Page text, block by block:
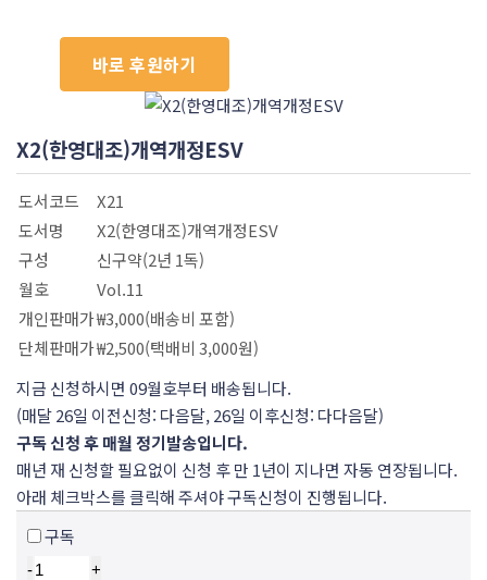
바로 후원하기
X2(한영대조)개역개정ESV
도서코드
X21
도서명
X2(한영대조)개역개정ESV
구성
신구약(2년 1독)
월호
Vol.11
개인판매가₩3,000(배송비 포함)
단체판매가₩2,500(택배비 3,000원)
지금 신청하시면 09월호부터 배송됩니다.
(매달 26일 이전신청: 다음달, 26일 이후신청: 다다음달)
구독 신청 후 매월 정기발송입니다.
매년 재 신청할 필요없이 신청 후 만 1년이 지나면 자동 연장됩니다.
아래 체크박스를 클릭해 주셔야 구독신청이 진행됩니다.
구독
- +